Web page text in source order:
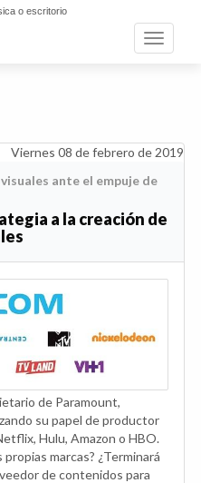
o escritorio
Toggle
Viernes 08 de febrero de 2019
ante el empuje de
a la creación de
de Paramount,
su papel de productor
Hulu, Amazon o HBO.
marcas? ¿Terminará
de contenidos para